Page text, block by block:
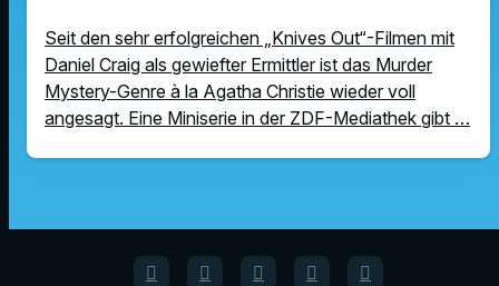
Seit den sehr erfolgreichen „Knives Out“-Filmen mit
Daniel Craig als gewiefter Ermittler ist das Murder
Mystery-Genre à la Agatha Christie wieder voll
angesagt. Eine Miniserie in der ZDF-Mediathek gibt …